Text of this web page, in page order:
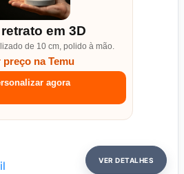
em 3D
de 10 cm, polido à mão.
preço na Temu
agora
VER DETALHES